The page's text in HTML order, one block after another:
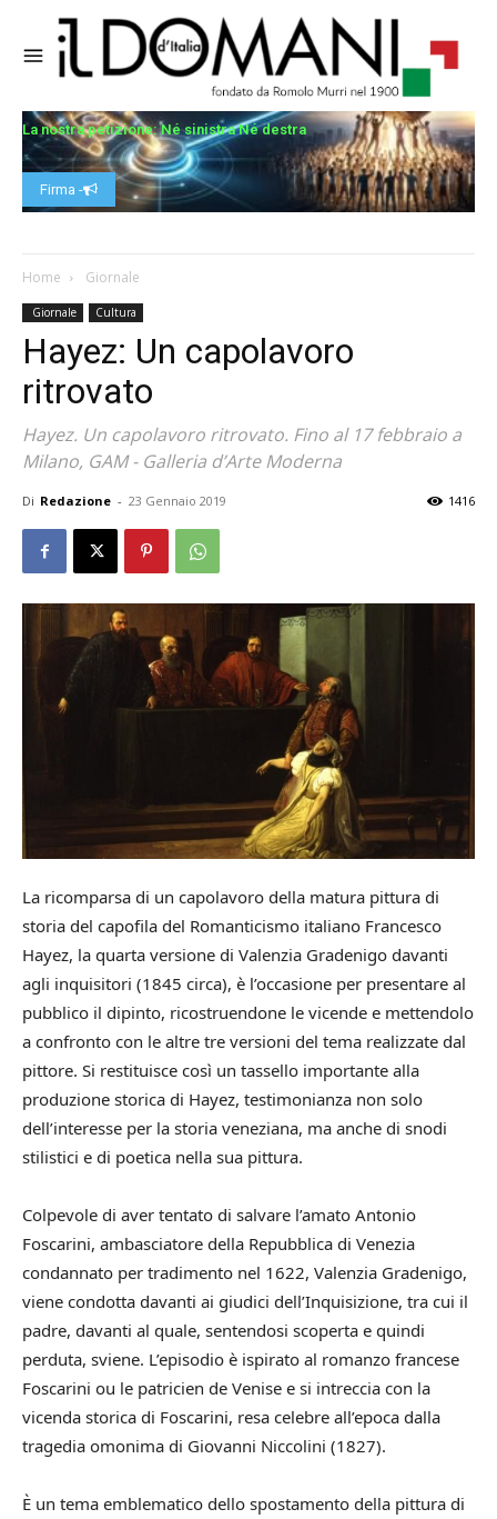
La nostra petizione: Né sinistra Né destra
Firma -
Home Giornale
Giornale Cultura
Hayez: Un capolavoro
ritrovato
Hayez. Un capolavoro ritrovato. Fino al 17 febbraio a
Milano, GAM - Galleria d’Arte Moderna
Di Redazione - 23 Gennaio 2019 1416
La ricomparsa di un capolavoro della matura pittura di
storia del capofila del Romanticismo italiano Francesco
Hayez, la quarta versione di Valenzia Gradenigo davanti
agli inquisitori (1845 circa), è l’occasione per presentare al
pubblico il dipinto, ricostruendone le vicende e mettendolo
a confronto con le altre tre versioni del tema realizzate dal
pittore. Si restituisce così un tassello importante alla
produzione storica di Hayez, testimonianza non solo
dell’interesse per la storia veneziana, ma anche di snodi
stilistici e di poetica nella sua pittura.
Colpevole di aver tentato di salvare l’amato Antonio
Foscarini, ambasciatore della Repubblica di Venezia
condannato per tradimento nel 1622, Valenzia Gradenigo,
viene condotta davanti ai giudici dell’Inquisizione, tra cui il
padre, davanti al quale, sentendosi scoperta e quindi
perduta, sviene. L’episodio è ispirato al romanzo francese
Foscarini ou le patricien de Venise e si intreccia con la
vicenda storica di Foscarini, resa celebre all’epoca dalla
tragedia omonima di Giovanni Niccolini (1827).
È un tema emblematico dello spostamento della pittura di